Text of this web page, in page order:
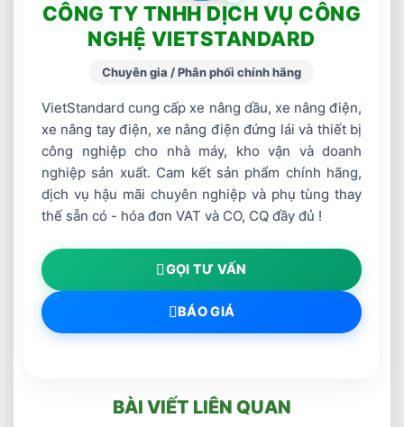
CÔNG TY TNHH DỊCH VỤ CÔNG
NGHỆ VIETSTANDARD
Chuyên gia / Phân phối chính hãng
VietStandard cung cấp xe nâng dầu, xe nâng điện,
xe nâng tay điện, xe nâng điện đứng lái và thiết bị
công nghiệp cho nhà máy, kho vận và doanh
nghiệp sản xuất. Cam kết sản phẩm chính hãng,
dịch vụ hậu mãi chuyên nghiệp và phụ tùng thay
thế sẵn có - hóa đơn VAT và CO, CQ đầy đủ !
GỌI TƯ VẤN
BÁO GIÁ
BÀI VIẾT LIÊN QUAN